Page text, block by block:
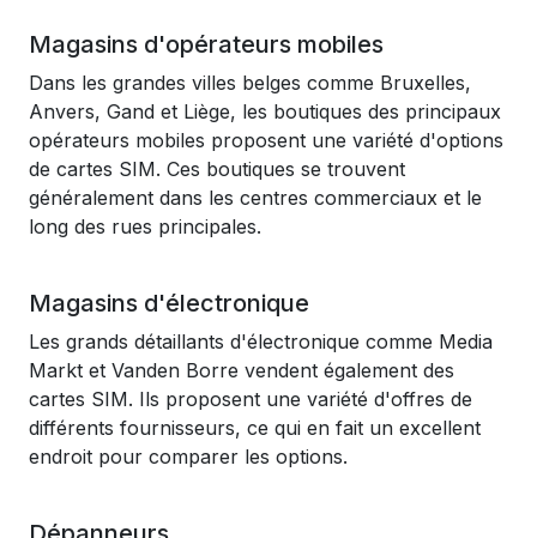
Magasins d'opérateurs mobiles
Dans les grandes villes belges comme Bruxelles,
Anvers, Gand et Liège, les boutiques des principaux
opérateurs mobiles proposent une variété d'options
de cartes SIM. Ces boutiques se trouvent
généralement dans les centres commerciaux et le
long des rues principales.
Magasins d'électronique
Les grands détaillants d'électronique comme Media
Markt et Vanden Borre vendent également des
cartes SIM. Ils proposent une variété d'offres de
différents fournisseurs, ce qui en fait un excellent
endroit pour comparer les options.